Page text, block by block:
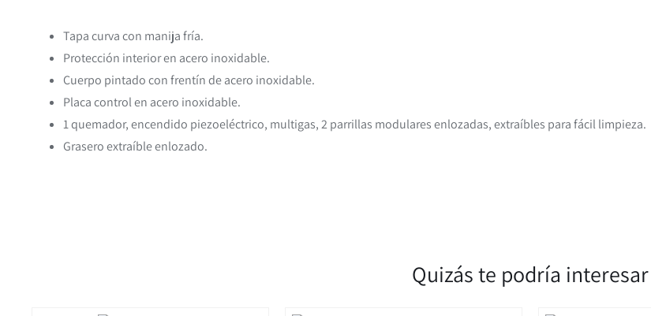
Tapa curva con manija fría.
Protección interior en acero inoxidable.
Cuerpo pintado con frentín de acero inoxidable.
Placa control en acero inoxidable.
1 quemador, encendido piezoeléctrico, multigas, 2 parrillas modulares enlozadas, extraíbles para fácil limpieza.
Grasero extraíble enlozado.
Quizás te podría interesar